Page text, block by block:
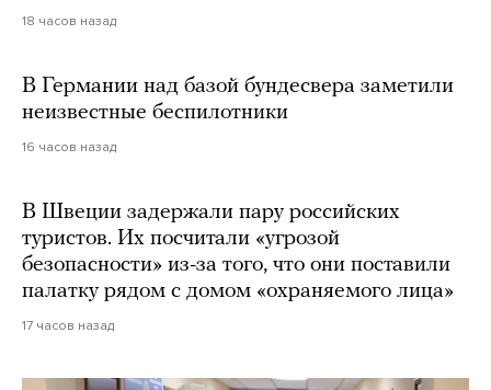
18 часов назад
В Германии над базой бундесвера заметили
неизвестные беспилотники
16 часов назад
В Швеции задержали пару российских
туристов. Их посчитали «угрозой
безопасности» из-за того, что они поставили
палатку рядом с домом «охраняемого лица»
17 часов назад